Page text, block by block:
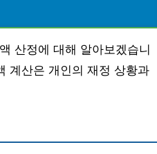
산정에 대해 알아보겠습니
계산은 개인의 재정 상황과